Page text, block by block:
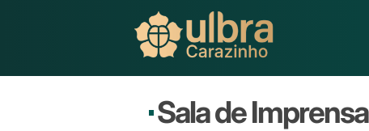
Sala de Imprensa